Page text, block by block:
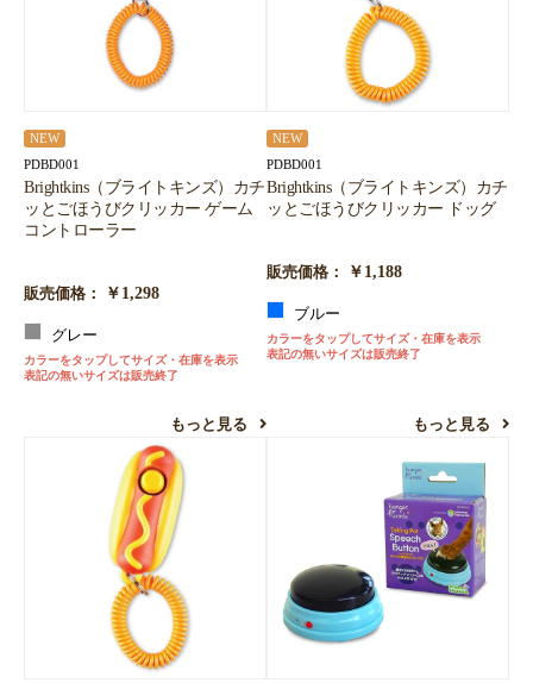
NEW
PDBD001
Brightkins（ブライトキンズ）カチ
ッとごほうびクリッカー ゲーム
コントローラー
販売価格： ￥1,298
グレー
カラーをタップしてサイズ・在庫を表示
表記の無いサイズは販売終了
もっと見る
NEW
PDBD001
Brightkins（ブライトキンズ）カチ
ッとごほうびクリッカー ドッグ
販売価格： ￥1,188
ブルー
カラーをタップしてサイズ・在庫を表示
表記の無いサイズは販売終了
もっと見る